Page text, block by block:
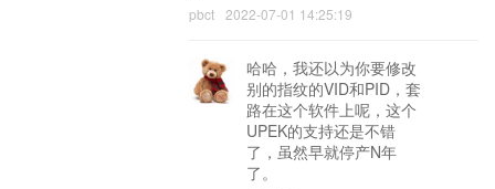
pbct 2022-07-01 14:25:19
哈哈，我还以为你要修改
别的指纹的VID和PID，套
路在这个软件上呢，这个
UPEK的支持还是不错
了，虽然早就停产N年
了。